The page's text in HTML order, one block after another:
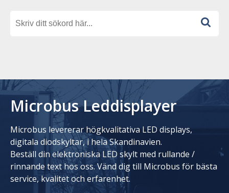
Microbus Leddisplayer
Microbus levererar högkvalitativa LED displays,
digitala diodskyltar, i hela Skandinavien.
Beställ din elektroniska LED skylt med rullande /
rinnande text hos oss. Vänd dig till Microbus för bästa
service, kvalitet och erfarenhet.